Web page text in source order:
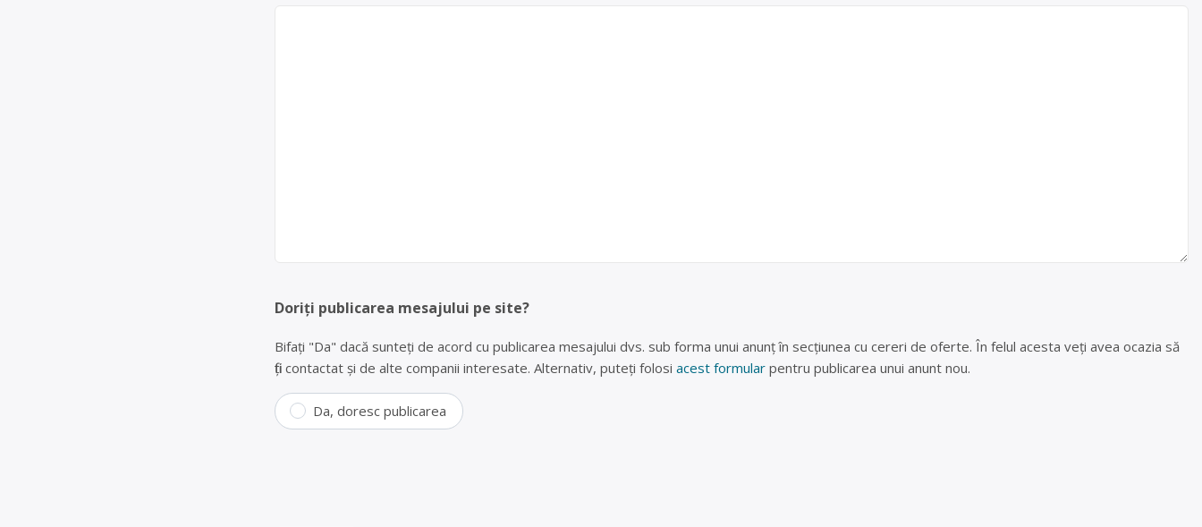
Doriți publicarea mesajului pe site?
Bifați "Da" dacă sunteți de acord cu publicarea mesajului dvs. sub forma unui anunț în secțiunea cu cereri de oferte. În felul acesta veți avea ocazia să
fiți contactat și de alte companii interesate. Alternativ, puteți folosi acest formular pentru publicarea unui anunt nou.
Da, doresc publicarea